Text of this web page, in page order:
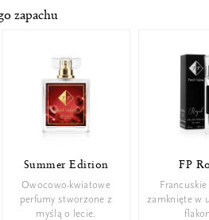
zapachu
Summer Edition
Owocowo-kwiatowe
perfumy stworzone z
myślą o lecie.
FP
zamknięte w